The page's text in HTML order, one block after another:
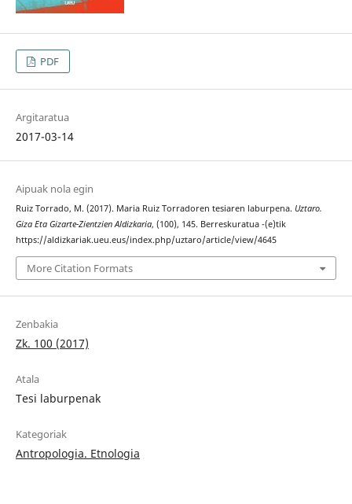
PDF
Argitaratua
2017-03-14
Aipuak nola egin
Ruiz Torrado, M. (2017). Maria Ruiz Torradoren tesiaren laburpena. Uztaro.
Giza Eta Gizarte-Zientzien Aldizkaria, (100), 145. Berreskuratua -(e)tik
https://aldizkariak.ueu.eus/index.php/uztaro/article/view/4645
More Citation Formats
Zenbakia
Zk. 100 (2017)
Atala
Tesi laburpenak
Kategoriak
Antropologia. Etnologia